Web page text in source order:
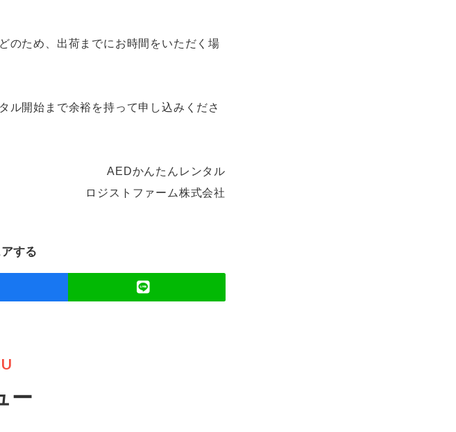
のため、出荷までにお時間をいただく場
ル開始まで余裕を持って申し込みくださ
AEDかんたんレンタル
ロジストファーム株式会社
する
ー